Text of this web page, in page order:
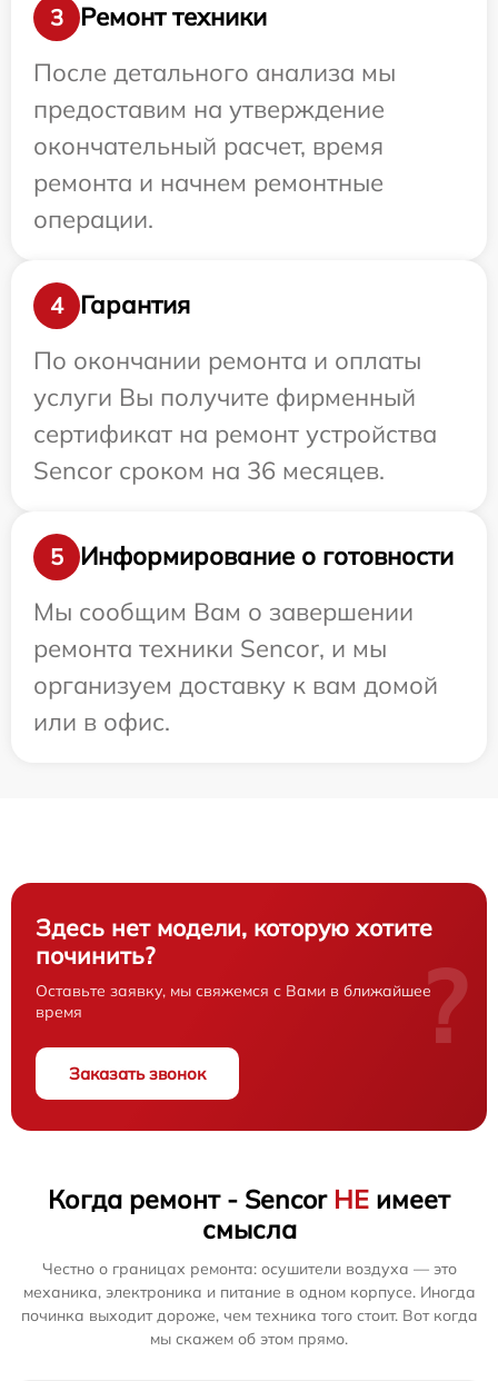
3
Ремонт техники
После детального анализа мы
предоставим на утверждение
окончательный расчет, время
ремонта и начнем ремонтные
операции.
4
Гарантия
По окончании ремонта и оплаты
услуги Вы получите фирменный
сертификат на ремонт устройства
Sencor сроком на 36 месяцев.
5
Информирование о готовности
Мы сообщим Вам о завершении
ремонта техники Sencor, и мы
организуем доставку к вам домой
или в офис.
Здесь нет модели, которую хотите
починить?
Оставьте заявку, мы свяжемся с Вами в ближайшее
время
Заказать звонок
?
Когда ремонт - Sencor НЕ имеет
смысла
Честно о границах ремонта: осушители воздуха — это
механика, электроника и питание в одном корпусе. Иногда
починка выходит дороже, чем техника того стоит. Вот когда
мы скажем об этом прямо.